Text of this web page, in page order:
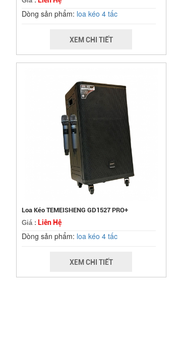
Dòng sản phẩm: loa kéo 4 tấc
XEM CHI TIẾT
Loa Kéo TEMEISHENG GD1527 PRO+
Giá : Liên Hệ
Dòng sản phẩm: loa kéo 4 tấc
XEM CHI TIẾT